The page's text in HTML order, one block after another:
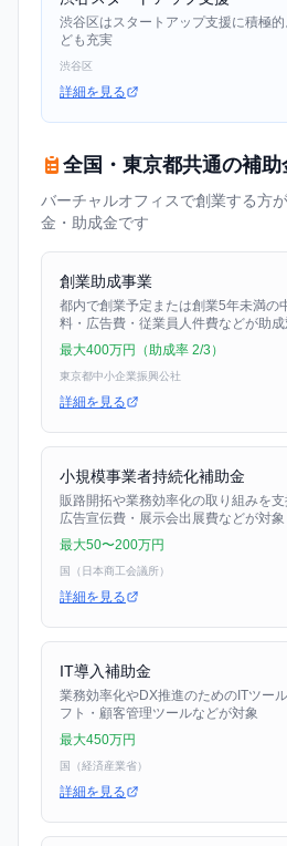
渋谷区はスタートアップ支援に積極
ども充実
渋谷区
詳細を見る
全国・東京都共通の補助
バーチャルオフィスで創業する方
金・助成金です
創業助成事業
都内で創業予定または創業5年未満の
料・広告費・従業員人件費などが助成
最大400万円（助成率 2/3）
東京都中小企業振興公社
詳細を見る
小規模事業者持続化補助金
販路開拓や業務効率化の取り組みを
広告宣伝費・展示会出展費などが対象
最大50〜200万円
国（日本商工会議所）
詳細を見る
IT導入補助金
業務効率化やDX推進のためのITツー
フト・顧客管理ツールなどが対象
最大450万円
国（経済産業省）
詳細を見る